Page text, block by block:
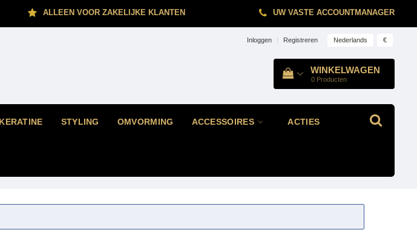
ALLEEN VOOR ZAKELIJKE KLANTEN UW VASTE ACCOUNTMANAGER
Inloggen | Registreren Nederlands €
WINKELWAGEN
0 Producten
KERATINE STYLING OMVORMING ACCESSOIRES ACTIES